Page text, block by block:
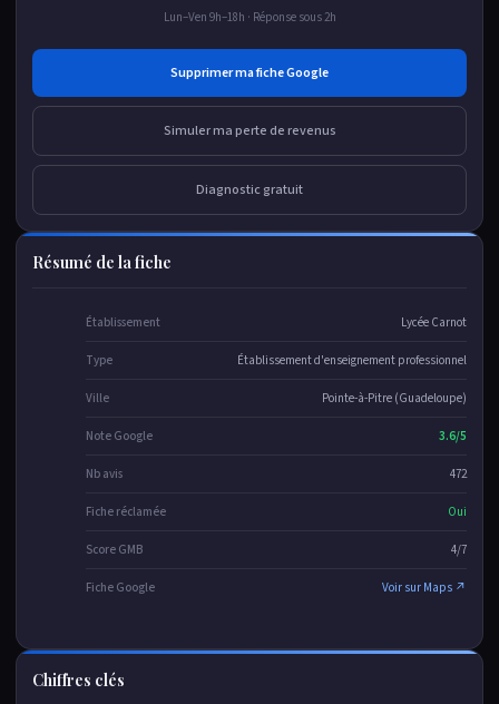
Lun–Ven 9h–18h · Réponse sous 2h
Supprimer ma fiche Google
Simuler ma perte de revenus
Diagnostic gratuit
Résumé de la fiche
Établissement Lycée Carnot
Type Établissement d'enseignement professionnel
Ville Pointe-à-Pitre (Guadeloupe)
Note Google 3.6/5
Nb avis 472
Fiche réclamée Oui
Score GMB 4/7
Fiche Google Voir sur Maps ↗
Chiffres clés